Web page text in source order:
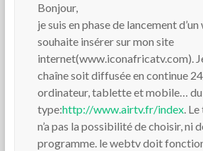
Bonjour,
je suis en phase de lancement
souhaite insérer sur mon site
internet(www.iconafricatv.com).
chaîne soit diffusée en continue
ordinateur, tablette et mobile… du
type:http://www.airtv.fr/index.
n’a pas la possibilité de choisir, ni
programme. le webtv doit